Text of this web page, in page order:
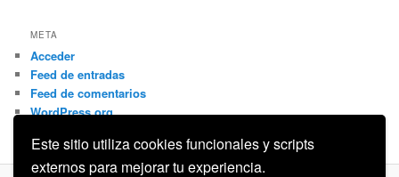
Este sitio utiliza cookies funcionales y scripts
externos para mejorar tu experiencia.
META
Acceder
Feed de entradas
Feed de comentarios
WordPress.org